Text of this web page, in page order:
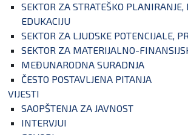
SEKTOR ZA STRATEŠKO
EDUKACIJU
SEKTOR ZA LJUDSKE POTENCIJALE,
SEKTOR ZA MATERIJALNO-
MEĐUNARODNA SURADNJA
ČESTO POSTAVLJENA PITANJA
VIJESTI
SAOPŠTENJA ZA JAVNOST
INTERVJUI